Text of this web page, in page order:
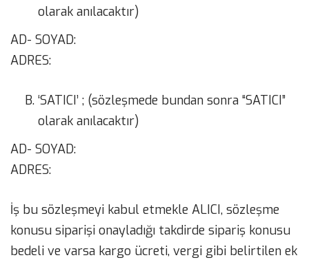
olarak anılacaktır)
AD- SOYAD:
ADRES:
‘SATICI’ ; (sözleşmede bundan sonra “SATICI”
olarak anılacaktır)
AD- SOYAD:
ADRES:
İş bu sözleşmeyi kabul etmekle ALICI, sözleşme
konusu siparişi onayladığı takdirde sipariş konusu
bedeli ve varsa kargo ücreti, vergi gibi belirtilen ek